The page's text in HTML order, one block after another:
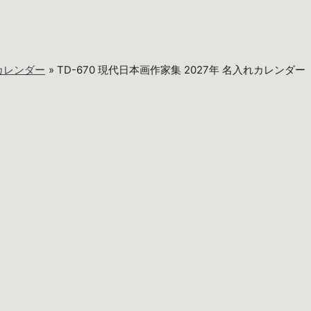
レンダー TD-670 現代日本画作家集 2027年 名入れカレンダー